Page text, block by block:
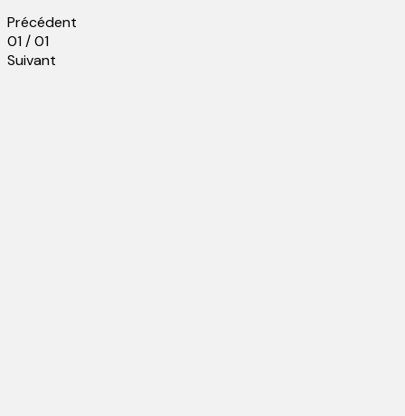
Précédent
01 / 01
Suivant